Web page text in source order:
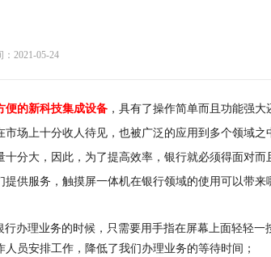
2021-05-24
便的新科技集成设备 ，具有了操作简单而且功能强
场上十分收人待见，也被广泛的应用到多个领域之
分大，因此，为了提高效率，银行就必须得面对而
供服务，触摸屏一体机在银行领域的使用可以带
行办理业务的时候，只需要用手指在屏幕上面轻轻一
员安排工作，降低了我们办理业务的等待时间；